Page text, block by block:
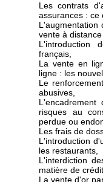
Les contrats
assurances : ce
L'augmentation
vente à
L'introduction
français,
La vente en
ligne : les
Le
abusives,
risques au
perdue ou
Les frais de
L'introduction
les restaurants,
L'interdiction
matière de
La vente d'or